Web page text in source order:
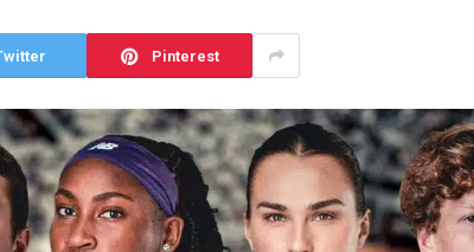
Pinterest